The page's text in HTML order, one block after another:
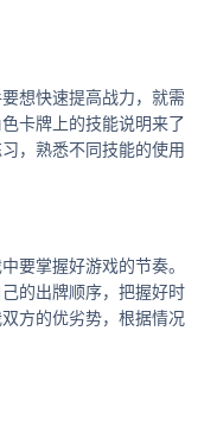
想快速提高战力，就需
卡牌上的技能说明来了
，熟悉不同技能的使用
要掌握好游戏的节奏。
的出牌顺序，把握好时
方的优劣势，根据情况